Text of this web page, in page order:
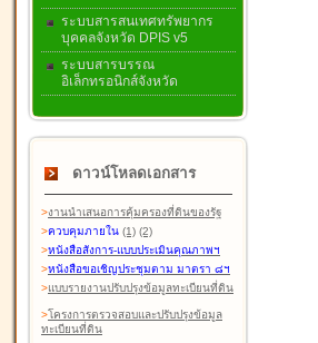
ระบบสารสนเทศทรัพยากร
บุคคลจังหวัด DPIS v5
ระบบสารบรรณ
อิเล็กทรอนิกส์จังหวัด
ดาวน์โหลดเอกสาร
>งานนำเสนอการคุ้มครองที่ดินของรัฐ
>ควบคุมภายใน (1) (2)
>หนังสือสังการ-แบบประเมินคุณภาพฯ
>หนังสือขอเชิญประชุมตาม มาตรา ๘ฯ
>แบบรายงานปรับปรุงข้อมูลทะเบียนที่ดิน
>โครงการตรวจสอบและปรับปรุงข้อมูล
ทะเบียนที่ดิน